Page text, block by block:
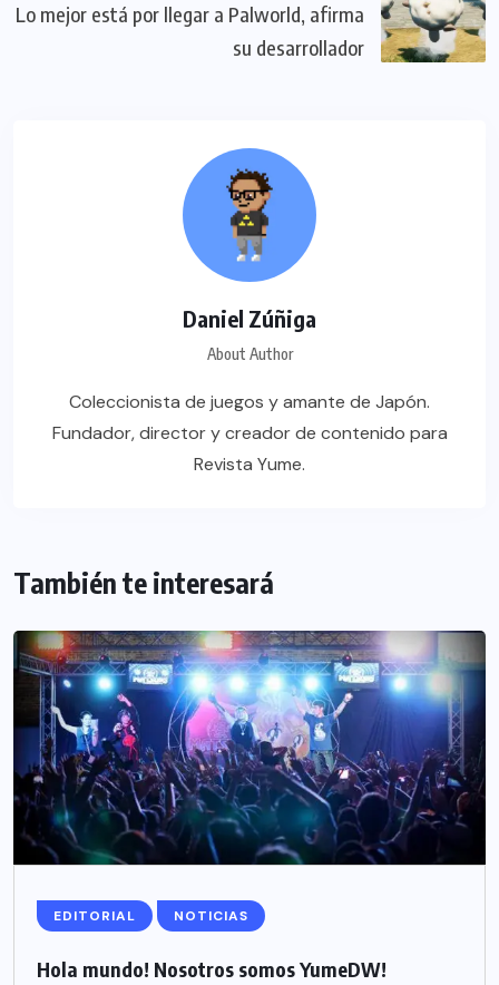
Lo mejor está por llegar a Palworld, afirma
su desarrollador
Daniel Zúñiga
About Author
Coleccionista de juegos y amante de Japón.
Fundador, director y creador de contenido para
Revista Yume.
También te interesará
EDITORIAL NOTICIAS
Hola mundo! Nosotros somos YumeDW!